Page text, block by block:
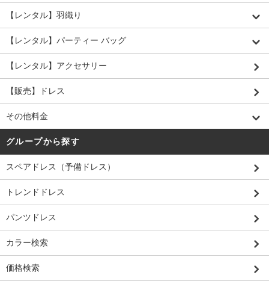
【レンタル】羽織り
【レンタル】パーティー バッグ
【レンタル】アクセサリー
【販売】ドレス
その他料金
グループから探す
スペアドレス（予備ドレス）
トレンドドレス
パンツドレス
カラー検索
価格検索